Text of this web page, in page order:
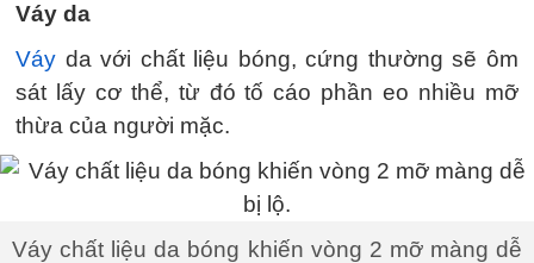
Váy da
Váy da với chất liệu bóng, cứng thường sẽ ôm
sát lấy cơ thể, từ đó tố cáo phần eo nhiều mỡ
thừa của người mặc.
Váy chất liệu da bóng khiến vòng 2 mỡ màng dễ